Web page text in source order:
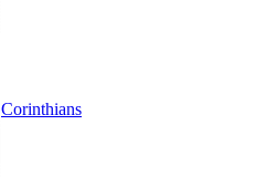
Corinthians